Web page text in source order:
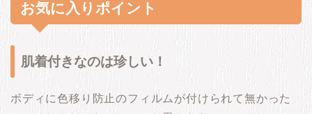
お気に入りポイント
肌着付きなのは珍しい！
ボディに色移り防止のフィルムが付けられて無かった